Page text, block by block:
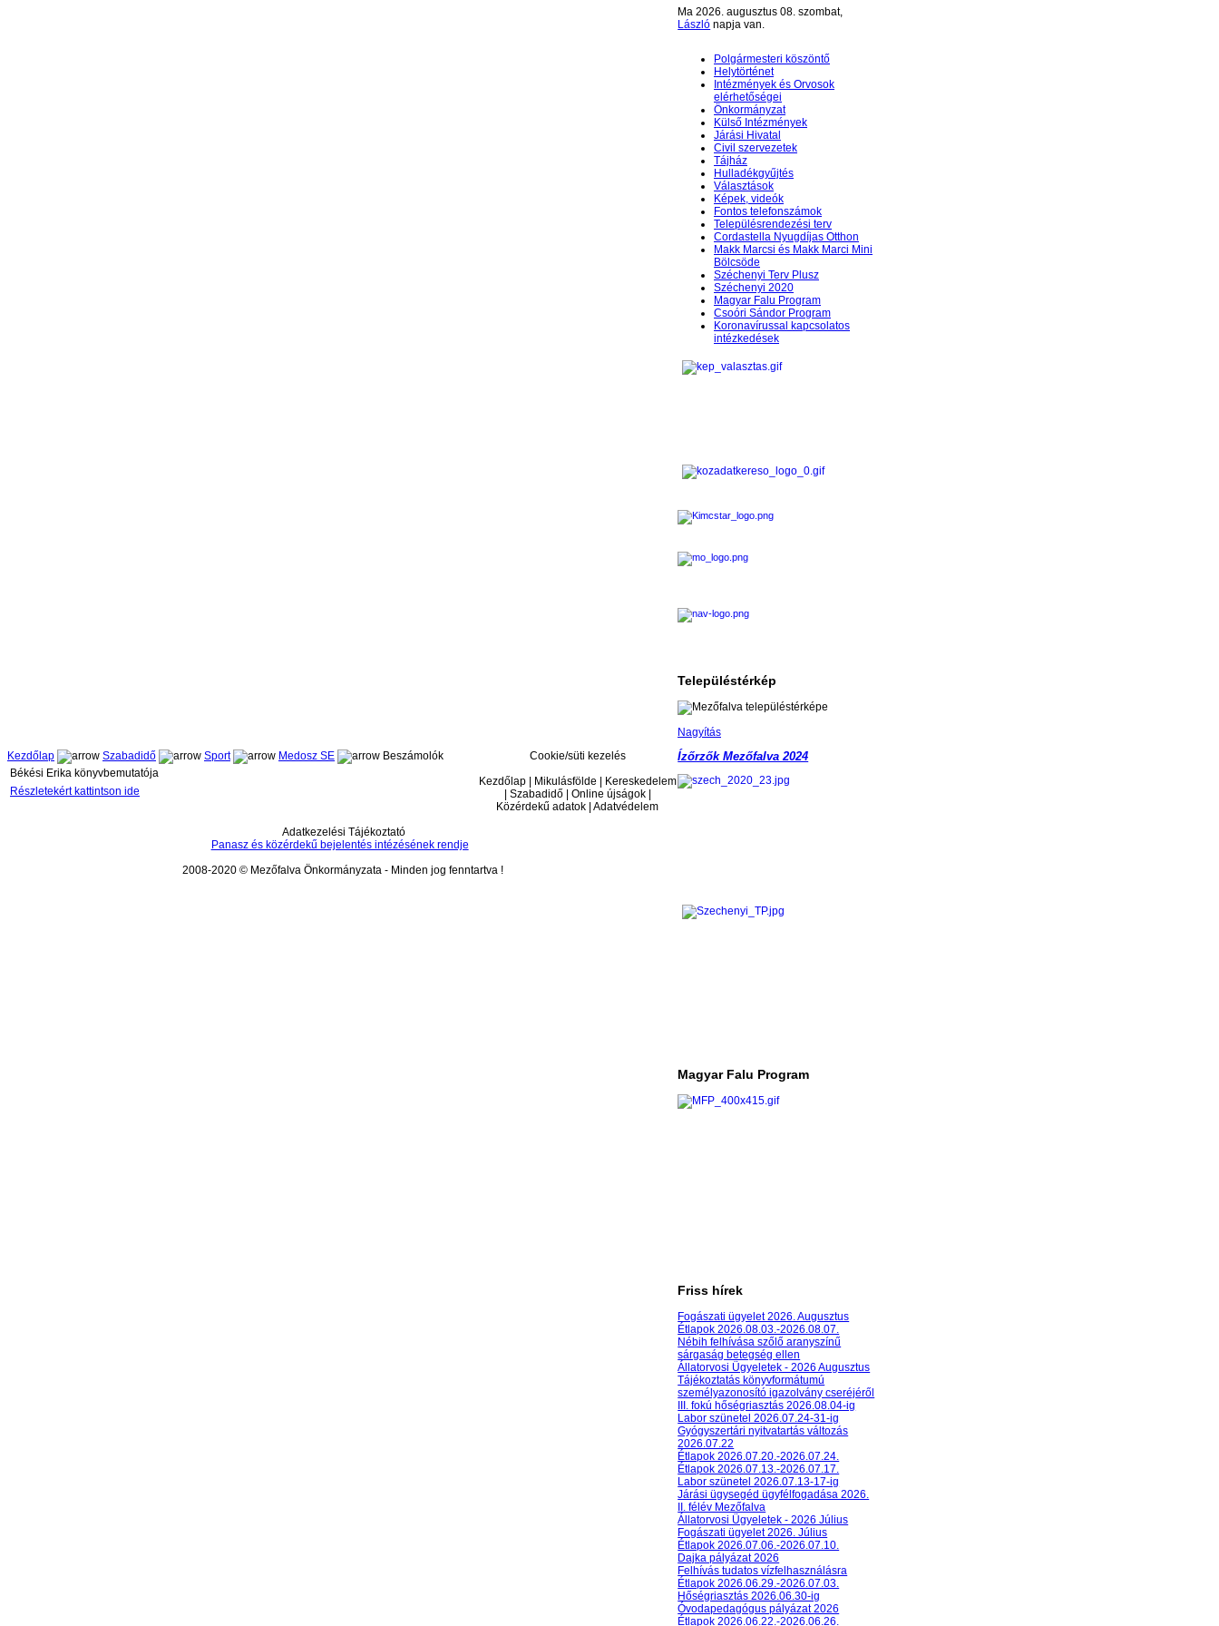
Ma 2026. augusztus 08. szombat,
László napja van.
Polgármesteri köszöntő
Helytörténet
Intézmények és Orvosok
elérhetőségei
Önkormányzat
Külső Intézmények
Járási Hivatal
Civil szervezetek
Tájház
Hulladékgyűjtés
Választások
Képek, videók
Fontos telefonszámok
Településrendezési terv
Cordastella Nyugdíjas Otthon
Makk Marcsi és Makk Marci Mini
Bölcsöde
Széchenyi Terv Plusz
Széchenyi 2020
Magyar Falu Program
Csoóri Sándor Program
Koronavírussal kapcsolatos
intézkedések
Településtérkép
Nagyítás
Kezdőlap
Szabadidő Sport Medosz SE
Beszámolók
Békési Erika könyvbemutatója
Részletekért kattintson ide
Ízőrzők Mezőfalva 2024
Magyar Falu Program
Friss hírek
Fogászati ügyelet 2026. Augusztus
Étlapok 2026.08.03.-2026.08.07.
Nébih felhívása szőlő aranyszínű
sárgaság betegség ellen
Állatorvosi Ügyeletek - 2026 Augusztus
Tájékoztatás könyvformátumú
személyazonosító igazolvány cseréjéről
III. fokú hőségriasztás 2026.08.04-ig
Labor szünetel 2026.07.24-31-ig
Gyógyszertári nyitvatartás változás
2026.07.22
Étlapok 2026.07.20.-2026.07.24.
Étlapok 2026.07.13.-2026.07.17.
Labor szünetel 2026.07.13-17-ig
Járási ügysegéd ügyfélfogadása 2026.
II. félév Mezőfalva
Állatorvosi Ügyeletek - 2026 Július
Fogászati ügyelet 2026. Július
Étlapok 2026.07.06.-2026.07.10.
Dajka pályázat 2026
Felhívás tudatos vízfelhasználásra
Étlapok 2026.06.29.-2026.07.03.
Hőségriasztás 2026.06.30-ig
Óvodapedagógus pályázat 2026
Étlapok 2026.06.22.-2026.06.26.
Cookie/süti kezelés
Kezdőlap | Mikulásfölde | Kereskedelem
| Szabadidő | Online újságok |
Közérdekű adatok | Adatvédelem
Adatkezelési Tájékoztató
Panasz és közérdekű bejelentés intézésének rendje
2008-2020 © Mezőfalva Önkormányzata - Minden jog fenntartva !